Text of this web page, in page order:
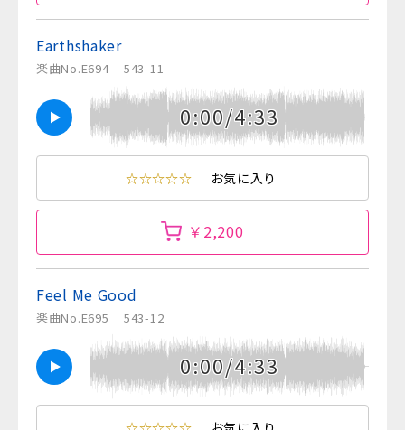
Earthshaker
楽曲No.E694 543-11
0:00/4:33
☆☆☆☆☆ お気に入り
￥2,200
Feel Me Good
楽曲No.E695 543-12
0:00/4:33